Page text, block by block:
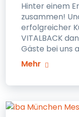
Hinter einem
zusammen!
erfolgreicher
VITALBACK
Gäste bei uns
Mehr